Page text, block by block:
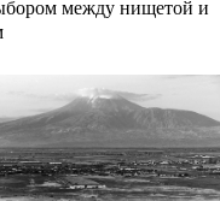
между нищетой и